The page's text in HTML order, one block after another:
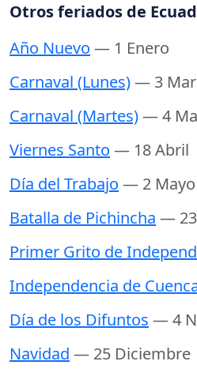
Otros feriados de
Año Nuevo — 1 Enero
Carnaval (Lunes)— 3
Carnaval (Martes)— 4
Viernes Santo — 18 Abril
Día del Trabajo — 2 Mayo
Batalla de Pichincha —
Primer Grito de
Independencia de
Día de los Difuntos — 4
Navidad — 25 Diciembre